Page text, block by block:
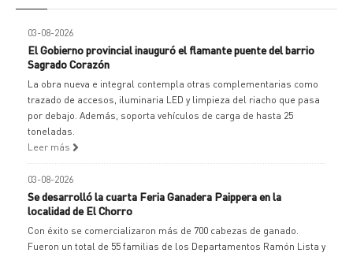
03-08-2026
El Gobierno provincial inauguró el flamante puente del barrio
Sagrado Corazón
La obra nueva e integral contempla otras complementarias como
trazado de accesos, iluminaria LED y limpieza del riacho que pasa
por debajo. Además, soporta vehículos de carga de hasta 25
toneladas.
Leer más
03-08-2026
Se desarrolló la cuarta Feria Ganadera Paippera en la
localidad de El Chorro
Con éxito se comercializaron más de 700 cabezas de ganado.
Fueron un total de 55 familias de los Departamentos Ramón Lista y